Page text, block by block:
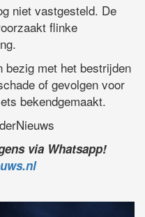
niet vastgesteld. De
flinke
bezig met het bestrijden
of gevolgen voor
bekendgemaakt.
via Whatsapp!